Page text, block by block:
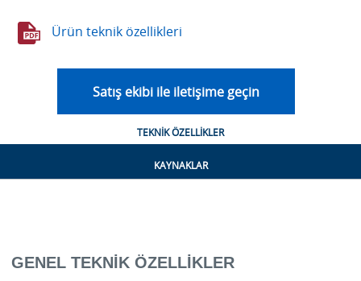
Ürün teknik özellikleri
Satış ekibi ile iletişime geçin
TEKNIK ÖZELLIKLER
KAYNAKLAR
GENEL TEKNIK ÖZELLIKLER